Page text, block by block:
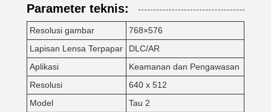
Parameter teknis:
Resolusi gambar
768×576
Lapisan Lensa Terpapar
DLC/AR
Aplikasi
Keamanan dan Pengawasan
Resolusi
640 x 512
Model
Tau 2